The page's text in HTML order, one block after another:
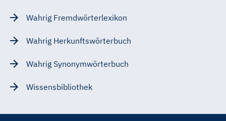
Wahrig Fremdwörterlexikon
Wahrig Herkunftswörterbuch
Wahrig Synonymwörterbuch
Wissensbibliothek